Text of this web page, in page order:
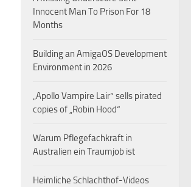
Innocent Man To Prison For 18
Months
Building an AmigaOS Development
Environment in 2026
„Apollo Vampire Lair“ sells pirated
copies of „Robin Hood“
Warum Pflegefachkraft in
Australien ein Traumjob ist
Heimliche Schlachthof-Videos